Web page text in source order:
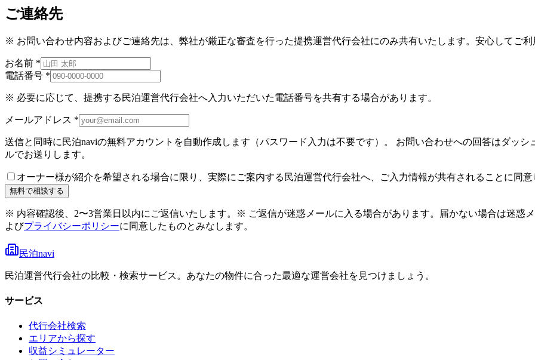
ご連絡先
※ お問い合わせ内容およびご連絡先は、弊社が厳正な審査を行った提携運営代行会社にのみ共有いたします。安心してご利
お名前 *
電話番号 *
※ 必要に応じて、提携する民泊運営代行会社へ入力いただいた電話番号を共有する場合があります。
メールアドレス *
送信と同時に民泊naviの無料アカウントを自動作成します（パスワード入力は不要です）。 お問い合わせへの回答はダッ
ルでお送りします。
オーナー様が紹介を希望される場合に限り、実際にご案内する民泊運営代行会社へ、ご入力情報が共有されることに同意
無料で相談する
※ 内容確認後、2〜3営業日以内にご返信いたします。 ※ ご返信が迷惑メールに入る場合があります。届かない場合は迷惑
よびプライバシーポリシーに同意したものとみなします。
民泊navi
民泊運営代行会社の比較・検索サービス。あなたの物件に合った最適な運営会社を見つけましょう。
サービス
代行会社検索
エリアから探す
収益シミュレーター